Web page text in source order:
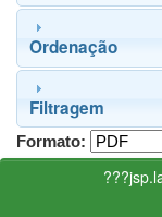
Ordenação
Filtragem
Formato: